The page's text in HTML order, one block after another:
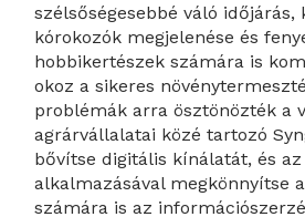
szélsőségesebbé váló időjárás,
kórokozók megjelenése és
hobbikertészek számára is
okoz a sikeres
problémák arra ösztönözték a
agrárvállalatai közé tartozó
bővítse digitális kínálatát, és
alkalmazásával megkönnyítse
számára is az